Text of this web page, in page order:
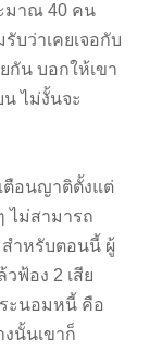
มาณ 40 คน
บว่าเคยเจอกับ
กัน บอกให้เขา
ไม่งั้นจะ
อนญาติตั้งแต่
ไม่สามารถ
สำหรับตอนนี้ ผู้
ฟ้อง 2 เสีย
ระนอมหนี้ คือ
นั้นเขาก็